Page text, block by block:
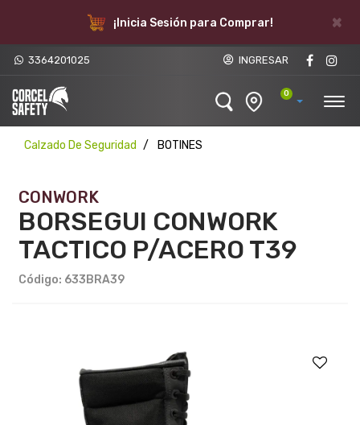
×
¡Inicia Sesión para Comprar!
3364201025 INGRESAR
0
Calzado De Seguridad BOTINES
CONWORK
BORSEGUI CONWORK
TACTICO P/ACERO T39
Código: 633BRA39